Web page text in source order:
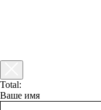
Total:
Ваше имя